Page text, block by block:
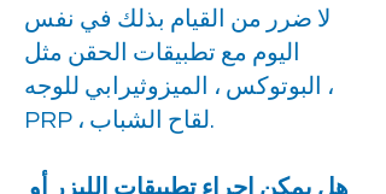
لا ضرر من القيام بذلك في نفس
اليوم مع تطبيقات الحقن مثل
البوتوكس ، الميزوثيرابي للوجه ،
PRP ، لقاح الشباب.
هل يمكن إجراء تطبيقات الليزر أو